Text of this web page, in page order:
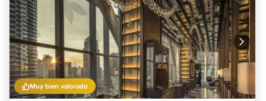
Muy bien valorado